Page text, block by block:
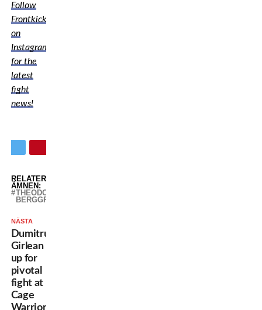
Follow
Frontkick
on
Instagram
for the
latest
fight
news!
RELATERADE
ÄMNEN:
THEODOR
BERGGREN
NÄSTA
Dumitru
Girlean
up for
pivotal
fight at
Cage
Warriors